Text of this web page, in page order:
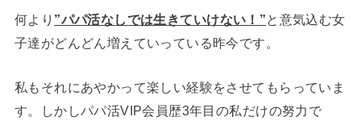
何より ”パパ活なしでは生きていけない！”と意気込む女
子達がどんどん増えていっている昨今です。
私もそれにあやかって楽しい経験をさせてもらっていま
す。しかしパパ活VIP会員歴3年目の私だけの努力で